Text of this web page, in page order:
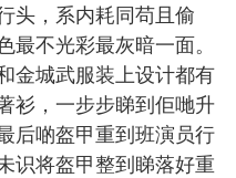
头，系内耗同苟且偷
最不光彩最灰暗一面。
金城武服装上设计都有
衫，一步步睇到佢哋升
后啲盔甲重到班演员行
识将盔甲整到睇落好重